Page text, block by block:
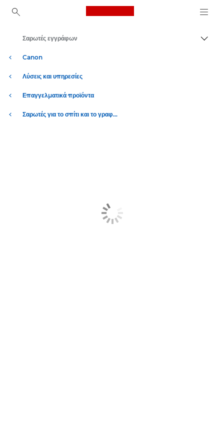
Canon Logo, back to
Canon
Λύσεις και υπηρεσίες
Επαγγελματικά προϊόντα
Σαρωτές για το σπίτι και το γραφείο
Σαρωτές εγγράφων